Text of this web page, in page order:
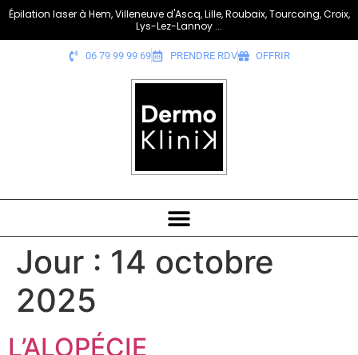
Épilation laser à Hem, Villeneuve d'Ascq, Lille, Roubaix, Tourcoing, Croix,
Lys-Lez-Lannoy ...
06 79 99 99 69 PRENDRE RDV OFFRIR
Jour : 14 octobre
2025
L’ALOPÉCIE